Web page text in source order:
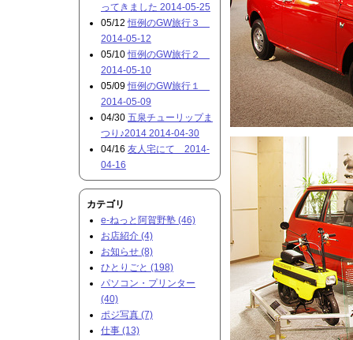
ってきました 2014-05-25
05/12恒例のGW旅行３
2014-05-12
05/10恒例のGW旅行２
2014-05-10
05/09恒例のGW旅行１
2014-05-09
04/30 五泉チューリップま
つり♪2014 2014-04-30
04/16 友人宅にて 2014-
04-16
カテゴリ
e-ねっと阿賀野塾 (46)
お店紹介 (4)
お知らせ (8)
ひとりごと (198)
パソコン・プリンター
(40)
ポジ写真 (7)
仕事 (13)